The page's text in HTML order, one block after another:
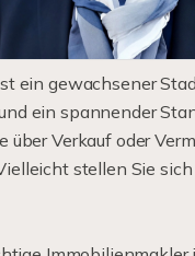
ein gewachsener
ein spannender
über Verkauf oder
stellen Sie sich